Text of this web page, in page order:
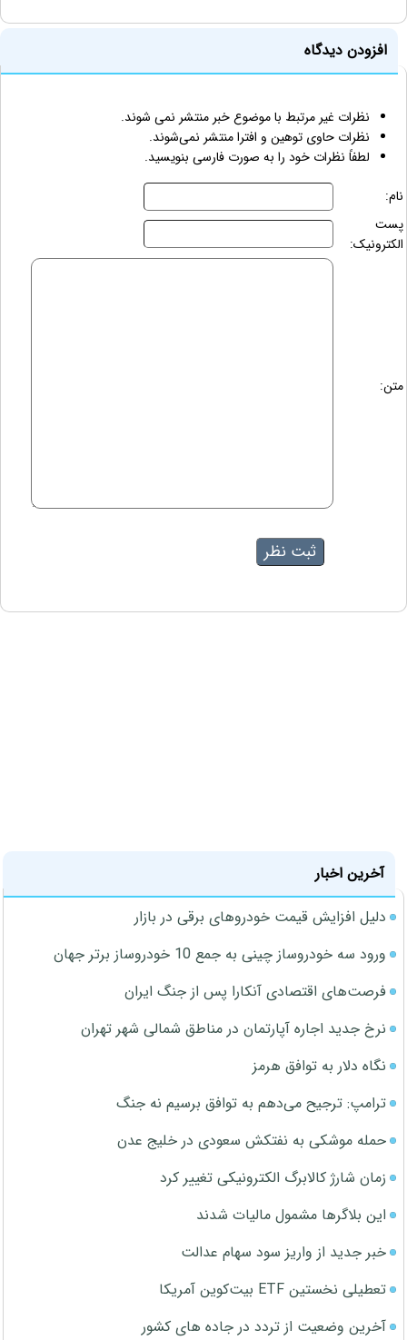
افزودن دیدگاه
نظرات غیر مرتبط با موضوع خبر منتشر نمی شوند.
نظرات حاوی توهین و افترا منتشر نمی‌شوند.
لطفاً نظرات خود را به صورت فارسی بنویسید.
نام:
پست
الکترونیک:
متن:
آخرین اخبار
دلیل افزایش قیمت خودروهای برقی در بازار
ورود سه خودروساز چینی به جمع 10 خودروساز برتر جهان
فرصت‌های اقتصادی آنکارا پس از جنگ ایران
نرخ جدید اجاره آپارتمان در مناطق شمالی شهر تهران
نگاه دلار به توافق هرمز
ترامپ: ترجیح می‌دهم به توافق برسیم نه جنگ
حمله موشکی به نفتکش سعودی در خلیج عدن
زمان شارژ کالابرگ الکترونیکی تغییر کرد
این بلاگرها مشمول مالیات شدند
خبر جدید از واریز سود سهام عدالت
تعطیلی نخستین ETF بیت‌کوین آمریکا
آخرین وضعیت از تردد در جاده های کشور